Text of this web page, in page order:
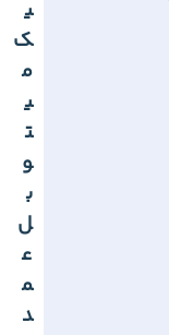
ی
ک
م
ی
ت
و
ب
ل
ع
م
د